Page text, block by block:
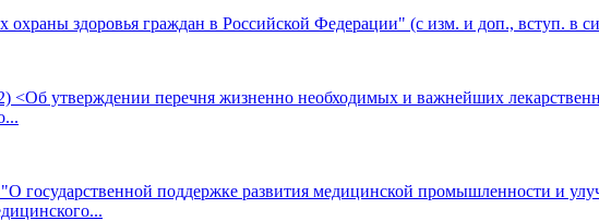
здоровья граждан в Российской Федерации" (с изм. и доп., вступ. в
<Об утверждении перечня жизненно необходимых и важнейших
государственной поддержке развития медицинской промышленности и